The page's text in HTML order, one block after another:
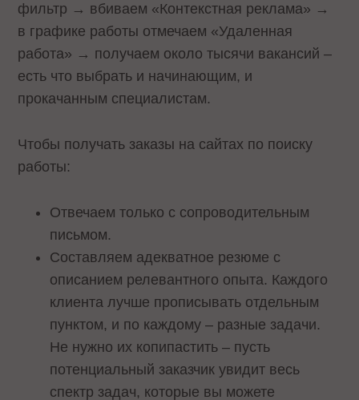
фильтр → вбиваем «Контекстная реклама» →
в графике работы отмечаем «Удаленная
работа» → получаем около тысячи вакансий –
есть что выбрать и начинающим, и
прокачанным специалистам.
Чтобы получать заказы на сайтах по поиску
работы:
Отвечаем только с сопроводительным
письмом.
Составляем адекватное резюме с
описанием релевантного опыта. Каждого
клиента лучше прописывать отдельным
пунктом, и по каждому – разные задачи.
Не нужно их копипастить – пусть
потенциальный заказчик увидит весь
спектр задач, которые вы можете